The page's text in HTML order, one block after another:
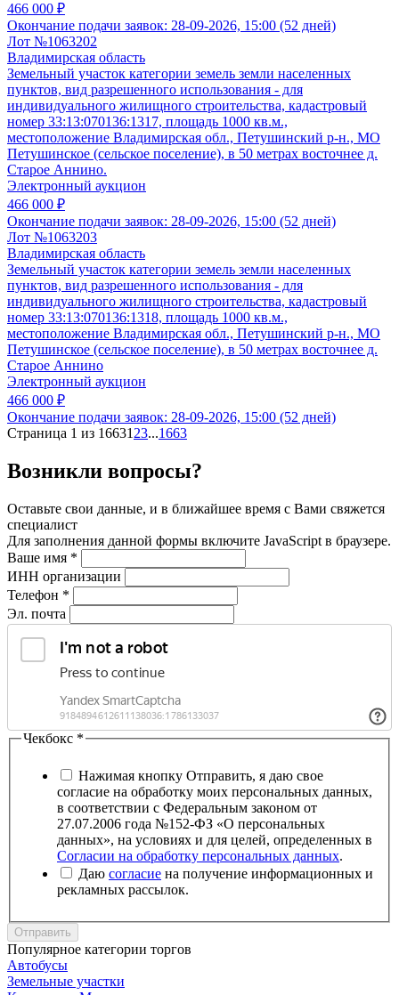
466 000 ₽
Окончание подачи заявок: 28-09-2026, 15:00 (52 дней)
Лот №1063202
Владимирская область
Земельный участок категории земель земли населенных
пунктов, вид разрешенного использования - для
индивидуального жилищного строительства, кадастровый
номер 33:13:070136:1317, площадь 1000 кв.м.,
местоположение Владимирская обл., Петушинский р-н., МО
Петушинское (сельское поселение), в 50 метрах восточнее д.
Старое Аннино.
Электронный аукцион
466 000 ₽
Окончание подачи заявок: 28-09-2026, 15:00 (52 дней)
Лот №1063203
Владимирская область
Земельный участок категории земель земли населенных
пунктов, вид разрешенного использования - для
индивидуального жилищного строительства, кадастровый
номер 33:13:070136:1318, площадь 1000 кв.м.,
местоположение Владимирская обл., Петушинский р-н., МО
Петушинское (сельское поселение), в 50 метрах восточнее д.
Старое Аннино
Электронный аукцион
466 000 ₽
Окончание подачи заявок: 28-09-2026, 15:00 (52 дней)
Страница 1 из 16631 23...1663
Возникли вопросы?
Оставьте свои данные, и в ближайшее время с Вами свяжется
специалист
Для заполнения данной формы включите JavaScript в браузере.
Ваше имя *
ИНН организации
Телефон *
Эл. почта
Чекбокс *
Нажимая кнопку Отправить, я даю свое
согласие на обработку моих персональных данных,
в соответствии с Федеральным законом от
27.07.2006 года №152-ФЗ «О персональных
данных», на условиях и для целей, определенных в
Согласии на обработку персональных данных.
Даю согласие на получение информационных и
рекламных рассылок.
Отправить
Популярное категории торгов
Автобусы
Земельные участки